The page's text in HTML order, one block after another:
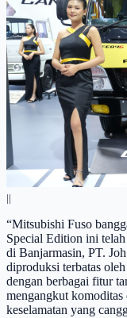
||
“Mitsubishi Fuso
Special Edition ini
di Banjarmasin, PT.
diproduksi terbatas
dengan berbagai fitur
mengangkut komoditas
keselamatan yang